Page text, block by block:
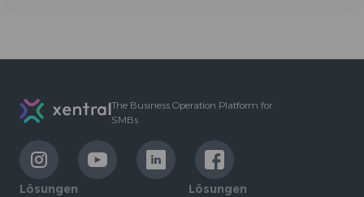
The Business Operation Platform for
SMBs
LinkExternalLinkExternalLinkExternalLinkExternal
Lösungen
Lösungen